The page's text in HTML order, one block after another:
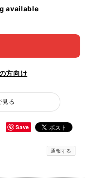
available
方向け
見る
Save
通報する